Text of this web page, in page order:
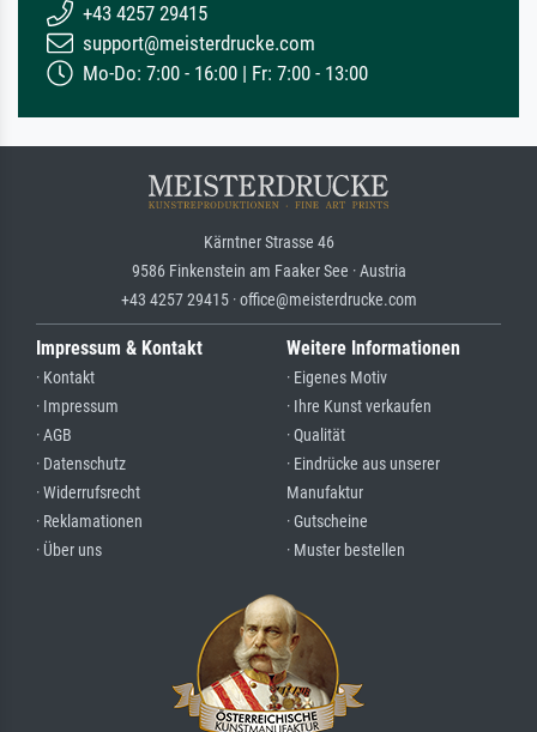
+43 4257 29415
support@meisterdrucke.com
Mo-Do: 7:00 - 16:00 | Fr: 7:00 - 13:00
Kärntner Strasse 46
9586 Finkenstein am Faaker See · Austria
+43 4257 29415 · office@meisterdrucke.com
Impressum & Kontakt
· Kontakt
· Impressum
· AGB
· Datenschutz
· Widerrufsrecht
· Reklamationen
· Über uns
Weitere Informationen
· Eigenes Motiv
· Ihre Kunst verkaufen
· Qualität
· Eindrücke aus unserer
Manufaktur
· Gutscheine
· Muster bestellen